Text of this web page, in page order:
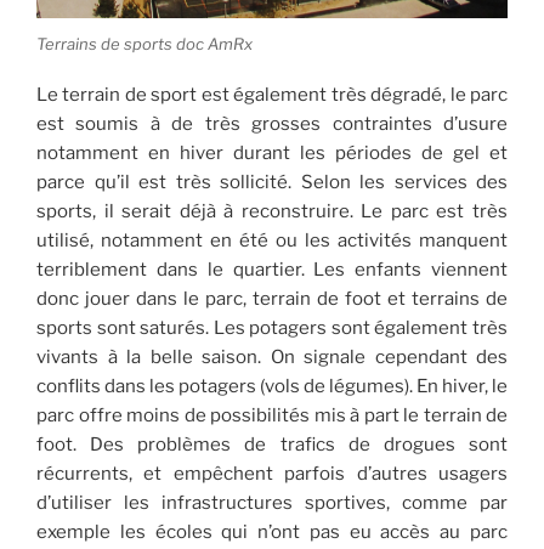
Terrains de sports doc AmRx
Le terrain de sport est également très dégradé, le parc
est soumis à de très grosses contraintes d’usure
notamment en hiver durant les périodes de gel et
parce qu’il est très sollicité. Selon les services des
sports, il serait déjà à reconstruire. Le parc est très
utilisé, notamment en été ou les activités manquent
terriblement dans le quartier. Les enfants viennent
donc jouer dans le parc, terrain de foot et terrains de
sports sont saturés. Les potagers sont également très
vivants à la belle saison. On signale cependant des
conflits dans les potagers (vols de légumes). En hiver, le
parc offre moins de possibilités mis à part le terrain de
foot. Des problèmes de trafics de drogues sont
récurrents, et empêchent parfois d’autres usagers
d’utiliser les infrastructures sportives, comme par
exemple les écoles qui n’ont pas eu accès au parc